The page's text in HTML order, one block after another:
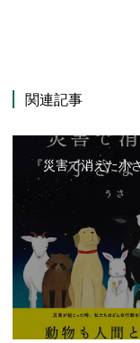
関連記事
『災害で消えた小